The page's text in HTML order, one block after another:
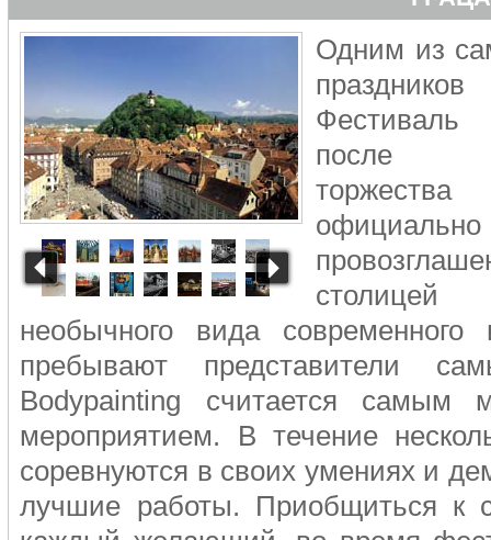
Одним из
после
официально
необычного вида современного
пребывают представители
Bodypainting считается
мероприятием. В течение
соревнуются в своих умениях и
лучшие работы. Приобщиться к